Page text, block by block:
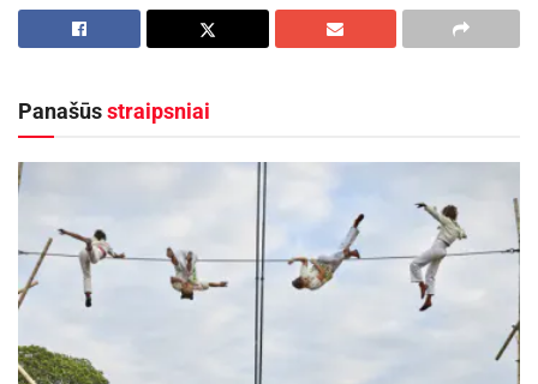
sostinių yra Ukmergės rajone esantys Vepriai.
kampelį kuo plačiau išgarsinti.
Apie Veprių šiandieną – skulptorius Viktoras
Žentelis:
Meilė tėvynei, savai gimtinei išreiškiama labai
paprastai. Tai beriant grūdą nuostabiose Lietuvos
lygumose ar kalvose ar minant savo brydę
kultūros lankose, nepamirštant savo krašto
Panašūsstraipsniai